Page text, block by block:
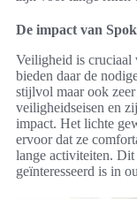
De impact van
Veiligheid is cruciaal
bieden daar de
stijlvol maar ook
veiligheidseisen en
impact. Het lichte
ervoor dat ze
lange activiteiten. Dit
geïnteresseerd is in